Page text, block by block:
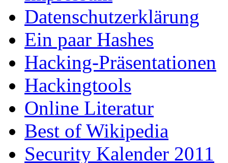
Datenschutzerklärung
Ein paar Hashes
Hacking-Präsentationen
Hackingtools
Online Literatur
Best of Wikipedia
Security Kalender 2011